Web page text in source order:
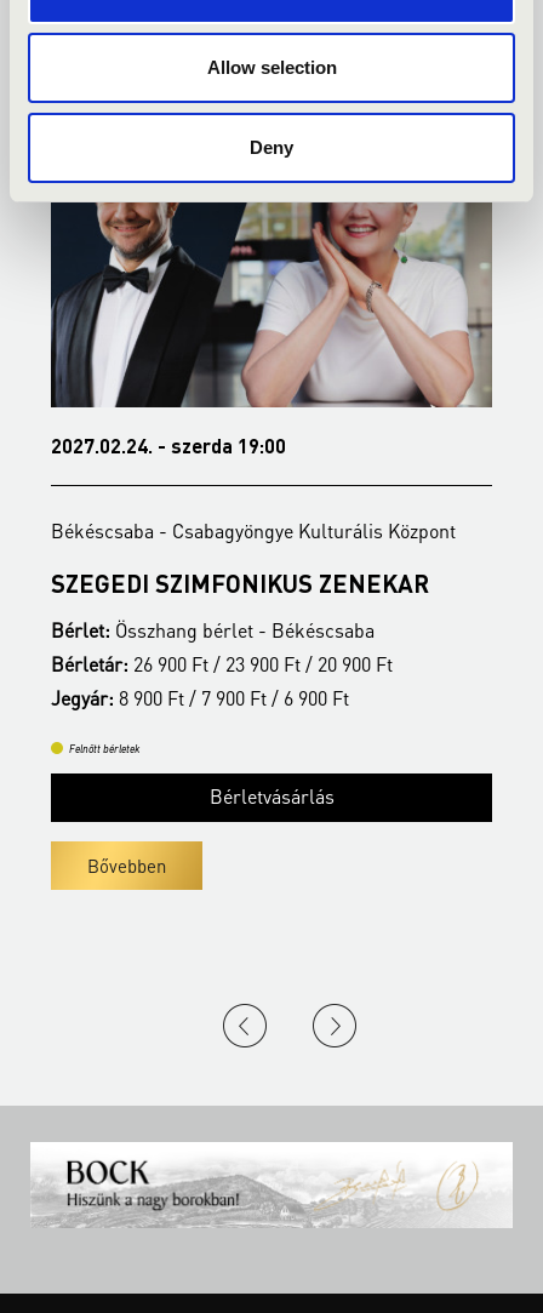
Allow selection
Deny
KONCERTEK
2027.02.24. - szerda 19:00
Békéscsaba - Csabagyöngye Kulturális Központ
SZEGEDI SZIMFONIKUS ZENEKAR
Bérlet: Összhang bérlet - Békéscsaba
Bérletár: 26 900 Ft / 23 900 Ft / 20 900 Ft
Jegyár: 8 900 Ft / 7 900 Ft / 6 900 Ft
Felnőtt bérletek
Bérletvásárlás
Bővebben